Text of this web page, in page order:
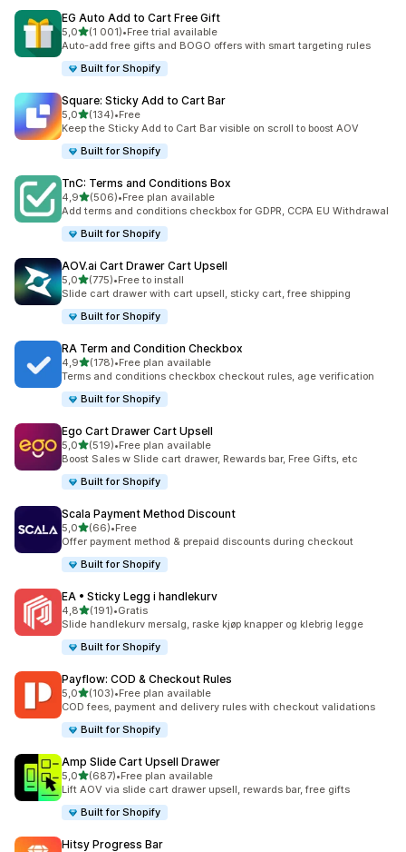
EG Auto Add to Cart Free Gift
5,0av 5 stjerner
(1 001)
Totalt 1001 omtaler
•Free trial available
Auto-add free gifts and BOGO offers with smart targeting rules
Built for Shopify
Square: Sticky Add to Cart Bar
5,0av 5 stjerner
(134)
Totalt 134 omtaler
•Free
Keep the Sticky Add to Cart Bar visible on scroll to boost AOV
Built for Shopify
TnC: Terms and Conditions Box
4,9av 5 stjerner
(506)
Totalt 506 omtaler
•Free plan available
Add terms and conditions checkbox for GDPR, CCPA EU Withdrawal
Built for Shopify
AOV.ai Cart Drawer Cart Upsell
5,0av 5 stjerner
(775)
Totalt 775 omtaler
•Free to install
Slide cart drawer with cart upsell, sticky cart, free shipping
Built for Shopify
RA Term and Condition Checkbox
4,9av 5 stjerner
(178)
Totalt 178 omtaler
•Free plan available
Terms and conditions checkbox checkout rules, age verification
Built for Shopify
Ego Cart Drawer Cart Upsell
5,0av 5 stjerner
(519)
Totalt 519 omtaler
•Free plan available
Boost Sales w Slide cart drawer, Rewards bar, Free Gifts, etc
Built for Shopify
Scala Payment Method Discount
5,0av 5 stjerner
(66)
Totalt 66 omtaler
•Free
Offer payment method & prepaid discounts during checkout
Built for Shopify
EA • Sticky Legg i handlekurv
4,8av 5 stjerner
(191)
Totalt 191 omtaler
•Gratis
Slide handlekurv mersalg, raske kjøp knapper og klebrig legge
Built for Shopify
Payflow: COD & Checkout Rules
5,0av 5 stjerner
(103)
Totalt 103 omtaler
•Free plan available
COD fees, payment and delivery rules with checkout validations
Built for Shopify
Amp Slide Cart Upsell Drawer
5,0av 5 stjerner
(687)
Totalt 687 omtaler
•Free plan available
Lift AOV via slide cart drawer upsell, rewards bar, free gifts
Built for Shopify
Hitsy Progress Bar